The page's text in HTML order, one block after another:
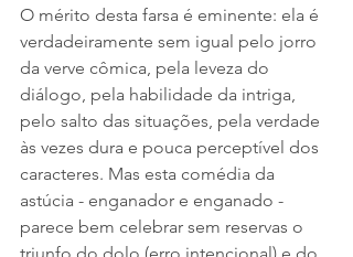
O mérito desta farsa é eminente: ela é
verdadeiramente sem igual pelo jorro
da verve cômica, pela leveza do
diálogo, pela habilidade da intriga,
pelo salto das situações, pela verdade
às vezes dura e pouca perceptível dos
caracteres. Mas esta comédia da
astúcia - enganador e enganado -
parece bem celebrar sem reservas o
triunfo do dolo (erro intencional) e do